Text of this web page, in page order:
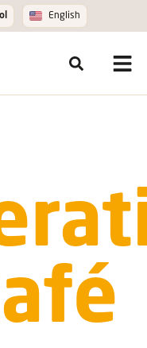
English